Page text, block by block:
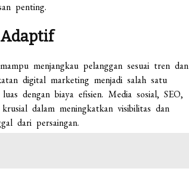
penting.
menjangkau pelanggan sesuai tren dan
digital marketing menjadi salah satu
dengan biaya efisien. Media sosial, SEO,
dalam meningkatkan visibilitas dan
dari persaingan.